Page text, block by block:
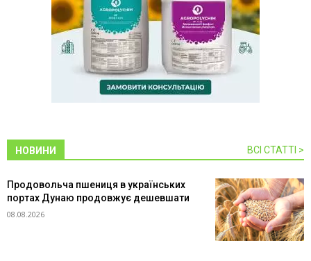
НОВИНИ ВСІ СТАТТІ >
Продовольча пшениця в українських
портах Дунаю продовжує дешевшати
08.08.2026